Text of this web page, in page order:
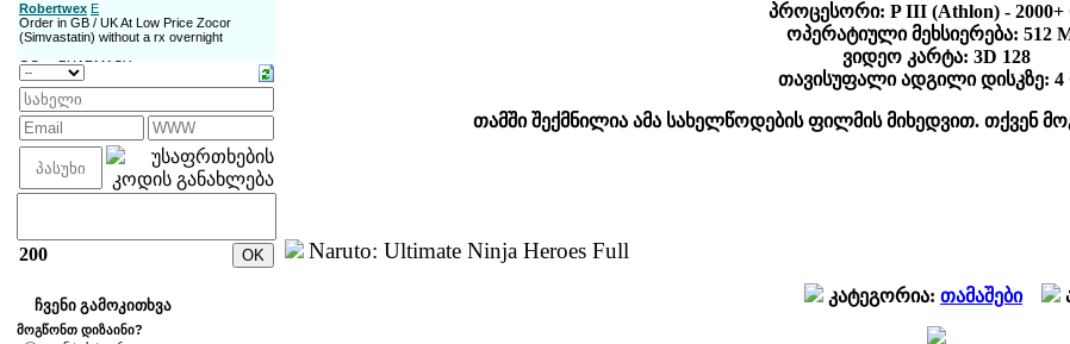
200
ჩვენი გამოკითხვა
მოგწონთ დიზაინი?
პროცესორი: P III (Athlon) - 2000+
ოპერატიული მეხსიერება: 512
ვიდეო კარტა: 3D 128
თავისუფალი ადგილი დისკზე: 4
თამში შექმნილია ამა სახელწოდების ფილმის მიხედვით. თქვენ
Naruto: Ultimate Ninja Heroes Full
კატეგორია: თამაშები